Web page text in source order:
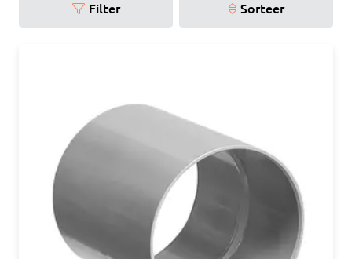
Filter Sorteer